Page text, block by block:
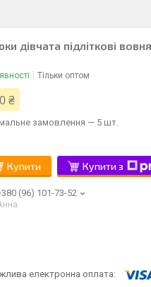
дівчата підліткові
Тільки оптом
₴
замовлення — 5 шт.
Купити Купити з
(96) 101-73-52